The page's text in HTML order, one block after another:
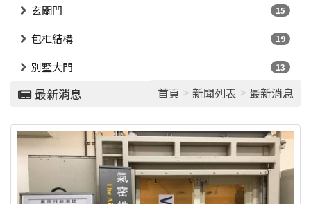
玄關門 15
包框結構 19
別墅大門 13
最新消息 首頁 > 新聞列表 > 最新消息